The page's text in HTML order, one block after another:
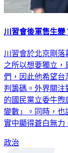
川習會後軍售生
川習會於北京剛落
之所以想要獨立，
們，因此他希望台
判籌碼。外界關注
的國民黨立委牛煦
變數」。同時，也
實中顯得蒼白無力
政治